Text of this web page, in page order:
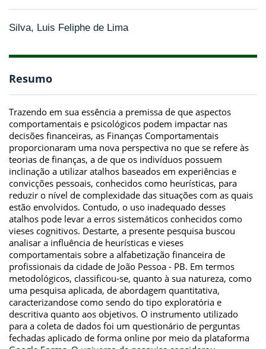
Silva, Luis Feliphe de Lima
Resumo
Trazendo em sua essência a premissa de que aspectos
comportamentais e psicológicos podem impactar nas
decisões financeiras, as Finanças Comportamentais
proporcionaram uma nova perspectiva no que se refere às
teorias de finanças, a de que os indivíduos possuem
inclinação a utilizar atalhos baseados em experiências e
convicções pessoais, conhecidos como heurísticas, para
reduzir o nível de complexidade das situações com as quais
estão envolvidos. Contudo, o uso inadequado desses
atalhos pode levar a erros sistemáticos conhecidos como
vieses cognitivos. Destarte, a presente pesquisa buscou
analisar a influência de heurísticas e vieses
comportamentais sobre a alfabetização financeira de
profissionais da cidade de João Pessoa - PB. Em termos
metodológicos, classificou-se, quanto à sua natureza, como
uma pesquisa aplicada, de abordagem quantitativa,
caracterizandose como sendo do tipo exploratória e
descritiva quanto aos objetivos. O instrumento utilizado
para a coleta de dados foi um questionário de perguntas
fechadas aplicado de forma online por meio da plataforma